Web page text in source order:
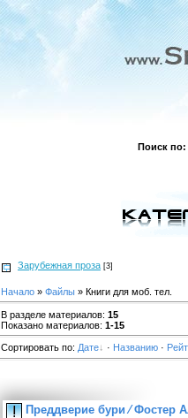
Поиск по:
Зарубежная проза [3]
Начало » Файлы » Книги для моб. тел.
В разделе материалов: 15
Показано материалов: 1-15
Сортировать по: Дате · Названию ·
Преддверие бури ⁄ Фостер